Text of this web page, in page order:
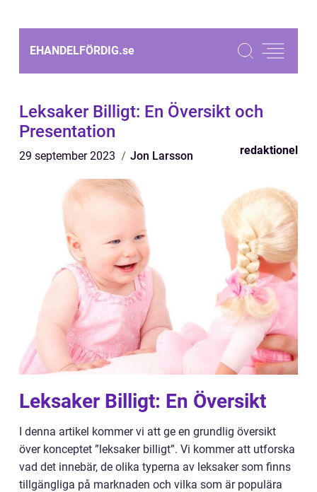
EHANDELFÖRDIG.se
Leksaker Billigt: En Översikt och
Presentation
29 september 2023 Jon Larsson redaktionel
Leksaker Billigt: En Översikt
I denna artikel kommer vi att ge en grundlig översikt
över konceptet ”leksaker billigt”. Vi kommer att utforska
vad det innebär, de olika typerna av leksaker som finns
tillgängliga på marknaden och vilka som är populära